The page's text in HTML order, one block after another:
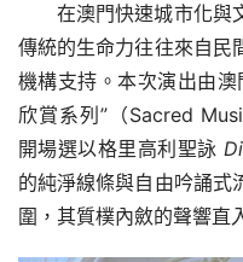
在澳門快速城市化與
傳統的生命力往往來自民
機構支持。本次演出由
欣賞系列”（Sacred
開場選以格里高利聖詠
的純淨線條與自由吟誦式
圍，其質樸內斂的聲響直